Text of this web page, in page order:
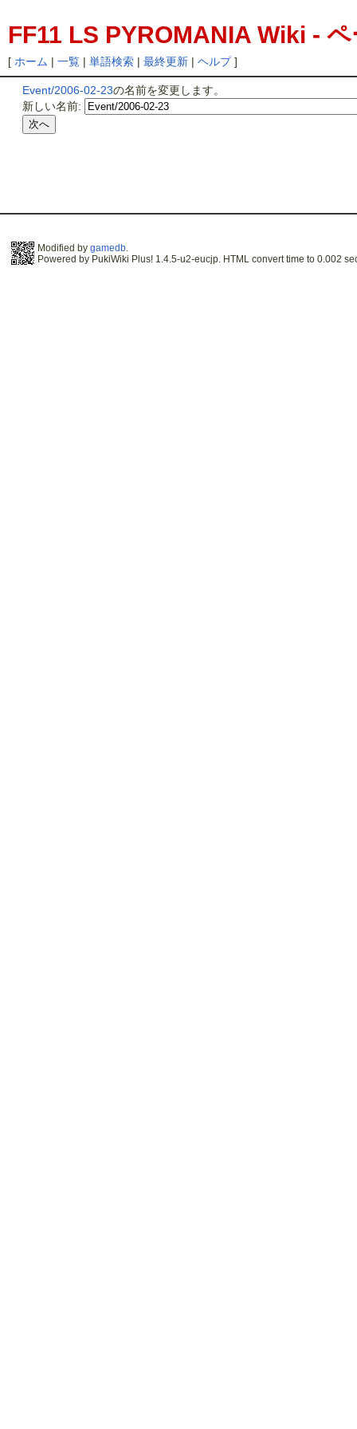
FF11 LS PYROMANIA Wiki -
[ ホーム | 一覧| 単語検索| 最終更新| ヘルプ]
Event/2006-02-23の名前を変更します。
新しい名前:
Modified by gamedb.
Powered by PukiWiki Plus! 1.4.5-u2-eucjp. HTML convert time to 0.002